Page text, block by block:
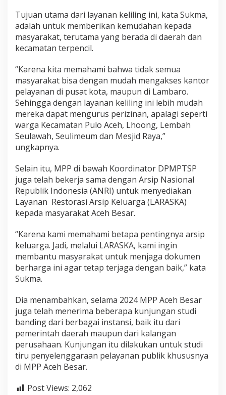
Tujuan utama dari layanan keliling ini, kata Sukma,
adalah untuk memberikan kemudahan kepada
masyarakat, terutama yang berada di daerah dan
kecamatan terpencil.
“Karena kita memahami bahwa tidak semua
masyarakat bisa dengan mudah mengakses kantor
pelayanan di pusat kota, maupun di Lambaro.
Sehingga dengan layanan keliling ini lebih mudah
mereka dapat mengurus perizinan, apalagi seperti
warga Kecamatan Pulo Aceh, Lhoong, Lembah
Seulawah, Seulimeum dan Mesjid Raya,”
ungkapnya.
Selain itu, MPP di bawah Koordinator DPMPTSP
juga telah bekerja sama dengan Arsip Nasional
Republik Indonesia (ANRI) untuk menyediakan
Layanan Restorasi Arsip Keluarga (LARASKA)
kepada masyarakat Aceh Besar.
“Karena kami memahami betapa pentingnya arsip
keluarga. Jadi, melalui LARASKA, kami ingin
membantu masyarakat untuk menjaga dokumen
berharga ini agar tetap terjaga dengan baik,” kata
Sukma.
Dia menambahkan, selama 2024 MPP Aceh Besar
juga telah menerima beberapa kunjungan studi
banding dari berbagai instansi, baik itu dari
pemerintah daerah maupun dari kalangan
perusahaan. Kunjungan itu dilakukan untuk studi
tiru penyelenggaraan pelayanan publik khususnya
di MPP Aceh Besar.
Post Views: 2,062